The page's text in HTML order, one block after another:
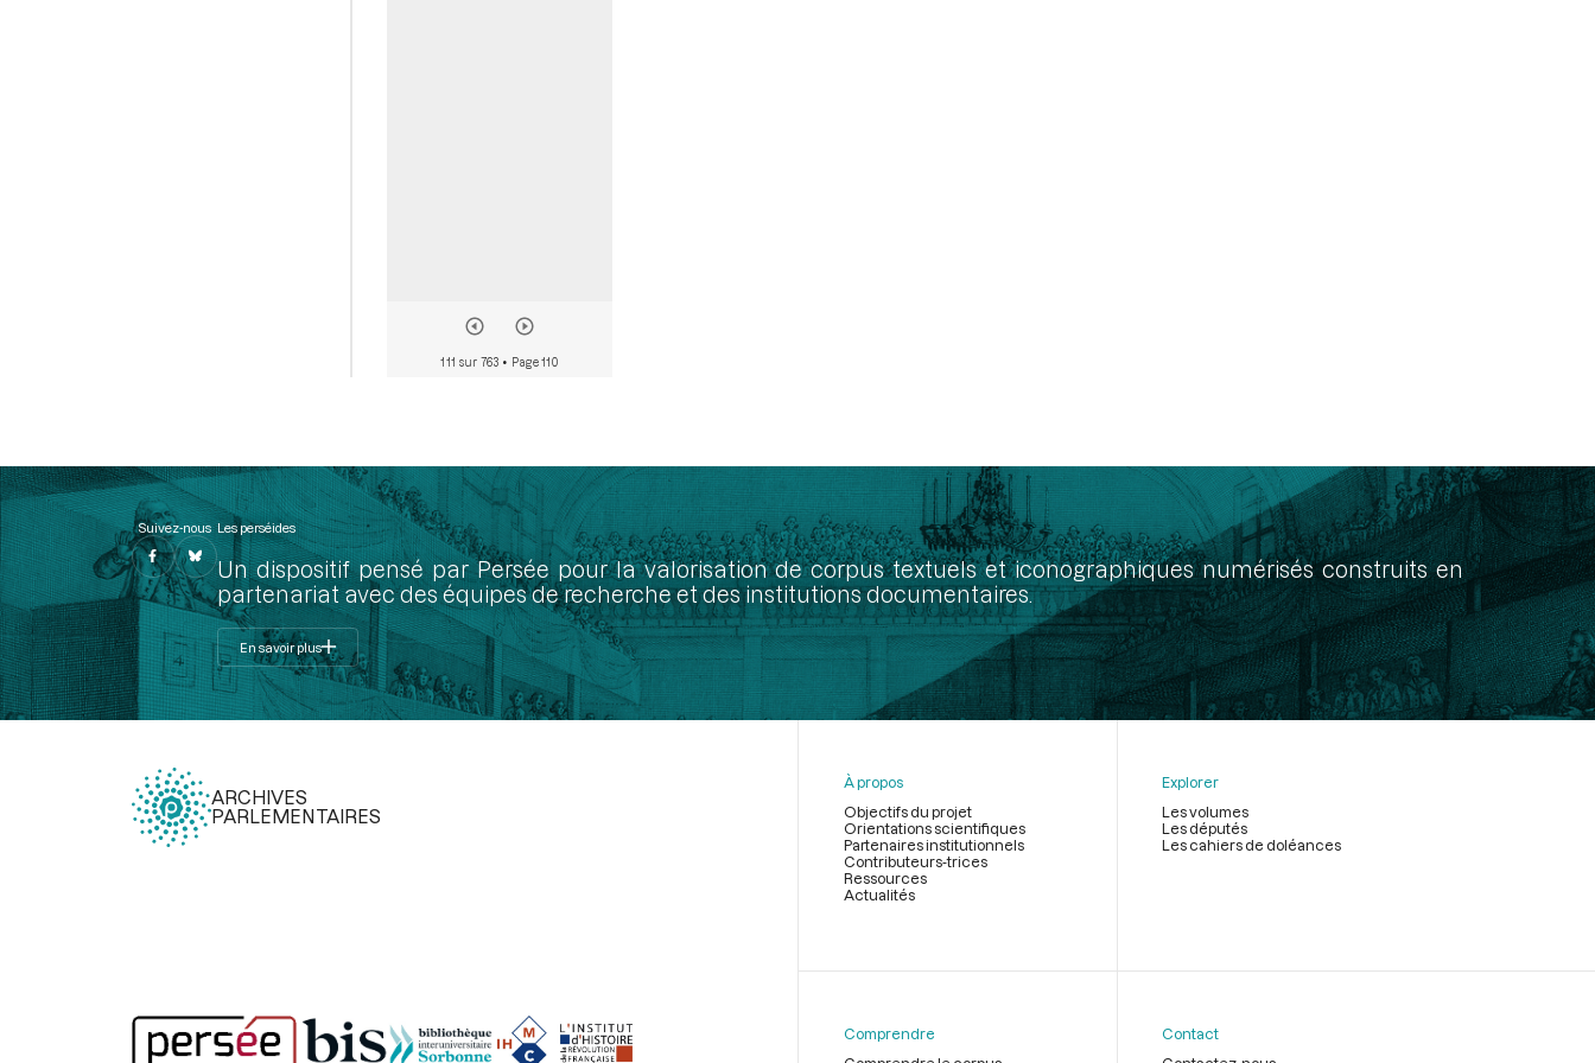
111 sur 763 • Page 110
Suivez-nous Les perséides
Un dispositif pensé par Persée pour la valorisation de corpus textuels et iconographiques numérisés construits en
partenariat avec des équipes de recherche et des institutions documentaires.
En savoir plus
ARCHIVES
PARLEMENTAIRES
page
À propos
Objectifs du projet
Orientations scientifiques
Partenaires institutionnels
Contributeurs-trices
Ressources
Actualités
Explorer
Les volumes
Les députés
Les cahiers de doléances
Comprendre
Contact